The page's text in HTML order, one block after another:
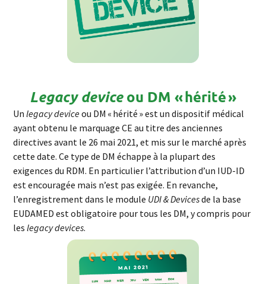
Legacy deviceou DM « hérité »
Unlegacydeviceou DM « hérité » est un dispositif médical
ayant obtenu le marquage CE au titre des anciennes
directives avant le 26 mai 2021, et mis sur le marché après
cette date. Ce type de DM échappe à la plupart des
exigences du RDM. En particulier l’attribution d’un IUD-ID
est encouragée mais n’est pas exigée. En revanche,
l’enregistrement dans le module UDI &Devicesde la base
EUDAMED est obligatoire pour tous les DM, y compris pour
les legacydevices.